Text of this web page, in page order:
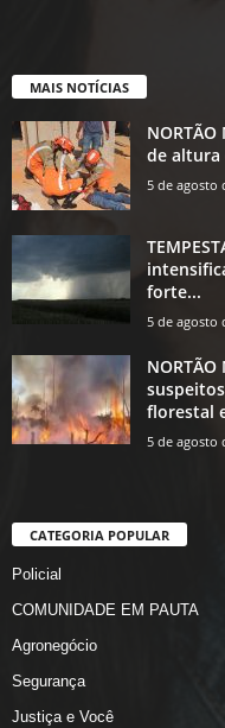
MAIS NOTÍCIAS
de altura
5 de agosto
forte...
5 de agosto
florestal
5 de agosto
CATEGORIA POPULAR
Policial
COMUNIDADE EM PAUTA
Agronegócio
Segurança
Justiça e Você